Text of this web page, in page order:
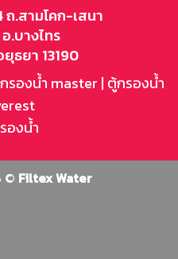
ถ.สามโคก-เสนา
.บางไทร
ธยา 13190
รองน้ำ master | ตู้กรองน้ำ
องน้ำ
© Filtex Water